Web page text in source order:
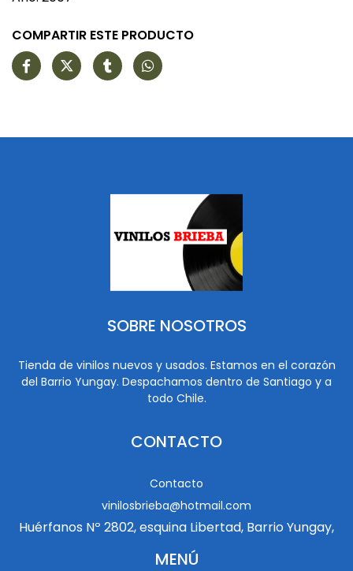
COMPARTIR ESTE PRODUCTO
SOBRE NOSOTROS
Tienda de vinilos nuevos y usados. Estamos en el corazón
del Barrio Yungay. Despachamos dentro de Santiago y a
todo Chile.
CONTACTO
Contacto
vinilosbrieba@hotmail.com
Huérfanos Nº 2802, esquina Libertad, Barrio Yungay,
MENÚ